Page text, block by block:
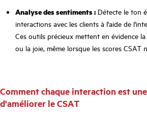
Analyse des sentiments : Détecte le ton
interactions avec les clients à l'aide de
Ces outils précieux mettent en évidence
ou la joie, même lorsque les scores CSAT
Comment chaque interaction est
d'améliorer le CSAT